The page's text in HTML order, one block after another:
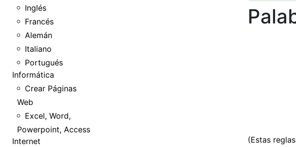
Inglés
Francés
Alemán
Italiano
Portugués
Informática
Crear Páginas
Web
Excel, Word,
Powerpoint, Access
Internet
(Estas